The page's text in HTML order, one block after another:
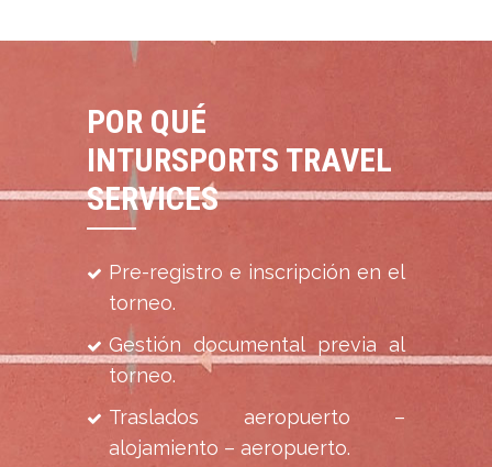
POR QUÉ
INTURSPORTS TRAVEL
SERVICES
Pre-registro e inscripción en el
torneo.
Gestión documental previa al
torneo.
Traslados aeropuerto –
alojamiento – aeropuerto.